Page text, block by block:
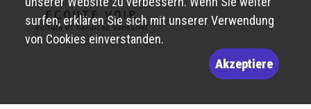
surfen, erklären Sie sich mit unserer Verwendung
von Cookies einverstanden.
Akzeptiere